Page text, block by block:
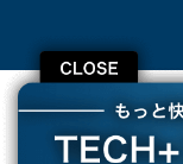
TECH+ 企業IT
IT
NEC、場所を選ばずに